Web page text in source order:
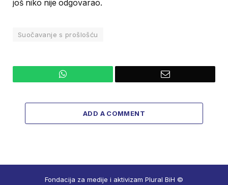
još niko nije odgovarao.
Suočavanje s prošlošću
WhatsApp Email
ADD A COMMENT
Fondacija za medije i aktivizam Plural BiH ©